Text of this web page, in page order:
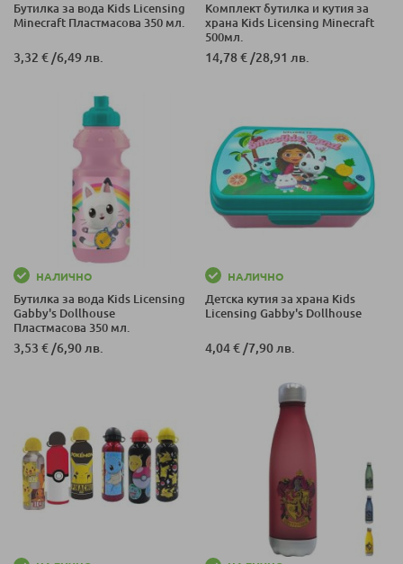
Бутилка за вода Kids Licensing
Minecraft Пластмасова 350 мл.
3,32 € /6,49 лв.
Комплект бутилка и кутия за
храна Kids Licensing Minecraft
500мл.
14,78 € /28,91 лв.
НАЛИЧНО
Бутилка за вода Kids Licensing
Gabby's Dollhouse
Пластмасова 350 мл.
3,53 € /6,90 лв.
НАЛИЧНО
Детска кутия за храна Kids
Licensing Gabby's Dollhouse
4,04 € /7,90 лв.